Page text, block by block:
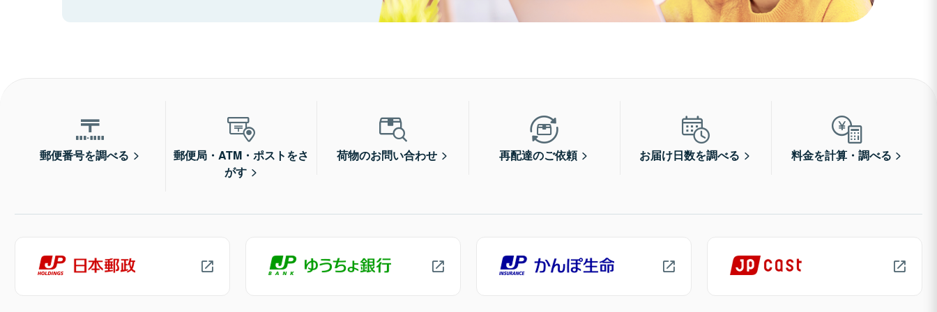
郵便番号を調べる
郵便局・ATM・ポストをさ
がす
荷物のお問い合わせ 再配達のご依頼 お届け日数を調べる 料金を計算・調べる